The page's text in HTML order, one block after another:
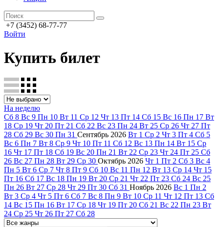
+7 (3452) 68-77-77
Войти
Купить билет
На неделю
Сб 8 Вс 9 Пн 10 Вт 11 Ср 12 Чт 13 Пт 14 Сб 15 Вс 16 Пн 17 Вт
18 Ср 19 Чт 20 Пт 21 Сб 22 Вс 23 Пн 24 Вт 25 Ср 26 Чт 27 Пт
28 Сб 29 Вс 30 Пн 31 Сентябрь 2026 Вт 1 Ср 2 Чт 3 Пт 4 Сб 5
Вс 6 Пн 7 Вт 8 Ср 9 Чт 10 Пт 11 Сб 12 Вс 13 Пн 14 Вт 15 Ср
16 Чт 17 Пт 18 Сб 19 Вс 20 Пн 21 Вт 22 Ср 23 Чт 24 Пт 25 Сб
26 Вс 27 Пн 28 Вт 29 Ср 30 Октябрь 2026 Чт 1 Пт 2 Сб 3 Вс 4
Пн 5 Вт 6 Ср 7 Чт 8 Пт 9 Сб 10 Вс 11 Пн 12 Вт 13 Ср 14 Чт 15
Пт 16 Сб 17 Вс 18 Пн 19 Вт 20 Ср 21 Чт 22 Пт 23 Сб 24 Вс 25
Пн 26 Вт 27 Ср 28 Чт 29 Пт 30 Сб 31 Ноябрь 2026 Вс 1 Пн 2
Вт 3 Ср 4 Чт 5 Пт 6 Сб 7 Вс 8 Пн 9 Вт 10 Ср 11 Чт 12 Пт 13 Сб
14 Вс 15 Пн 16 Вт 17 Ср 18 Чт 19 Пт 20 Сб 21 Вс 22 Пн 23 Вт
24 Ср 25 Чт 26 Пт 27 Сб 28